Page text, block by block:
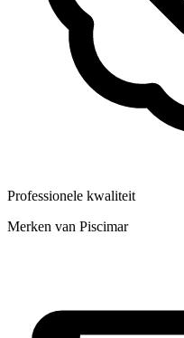
Professionele kwaliteit
Merken van Piscimar